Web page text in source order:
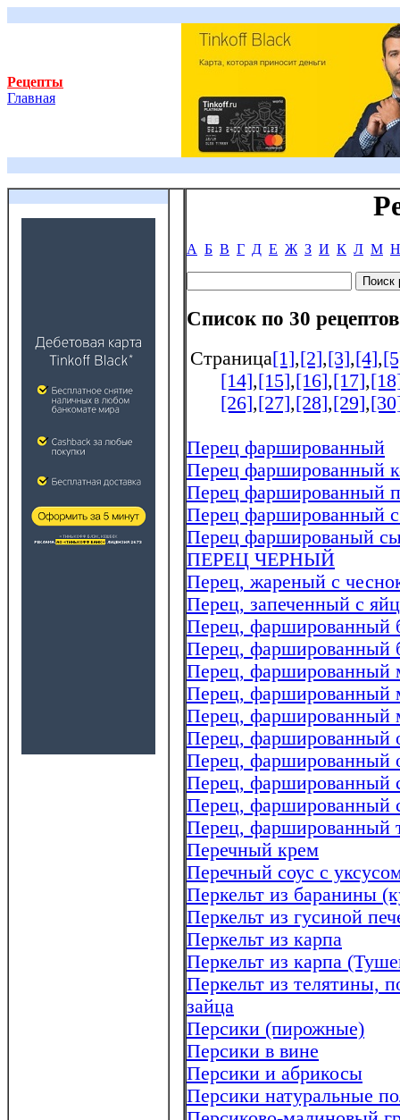
Рецепты
Главная
А Б В Г Д Е Ж З И К Л М Н
Список по 30
Страница[1],[2],[3],[4],
[14],[15],[16],[17],
[26],[27],[28],[29],
Перец фаршированный
Перец фаршированный
Перец фаршированный
Перец фаршированный
Перец фаршированый
ПЕРЕЦ ЧЕРНЫЙ
Перец, жареный с
Перец, запеченный с
Перец, фаршированный
Перец, фаршированный
Перец, фаршированный
Перец, фаршированный
Перец, фаршированный
Перец, фаршированный
Перец, фаршированный
Перец, фаршированный
Перец, фаршированный
Перец, фаршированный
Перечный крем
Перечный соус с
Перкельт из баранины
Перкельт из гусиной
Перкельт из карпа
Перкельт из карпа
Перкельт из телятины,
зайца
Персики (пирожные)
Персики в вине
Персики и абрикосы
Персики натуральные